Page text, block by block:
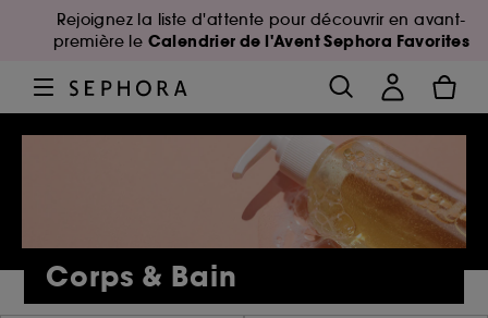
Rejoignez la liste d'attente pour découvrir en avant-
première le Calendrier de l'Avent Sephora Favorites
Corps & Bain